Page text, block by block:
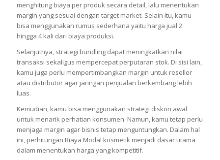
menghitung biaya per produk secara detail, lalu menentukan
margin yang sesuai dengan target market. Selain itu, kamu
bisa menggunakan rumus sederhana yaitu harga jual 2
hingga 4 kali dari biaya produksi.
Selanjutnya, strategi bundling dapat meningkatkan nilai
transaksi sekaligus mempercepat perputaran stok. Di sisi lain,
kamu juga perlu mempertimbangkan margin untuk reseller
atau distributor agar jaringan penjualan berkembang lebih
luas.
Kemudian, kamu bisa menggunakan strategi diskon awal
untuk menarik perhatian konsumen. Namun, kamu tetap perlu
menjaga margin agar bisnis tetap menguntungkan. Dalam hal
ini, perhitungan Biaya Modal kosmetik menjadi dasar utama
dalam menentukan harga yang kompetitif.